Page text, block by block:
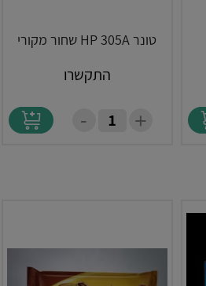
טונר HP 305A שחור מקורי
התקשרו
+
-